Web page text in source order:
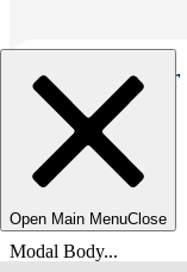
Open Main MenuClose
Modal Body...